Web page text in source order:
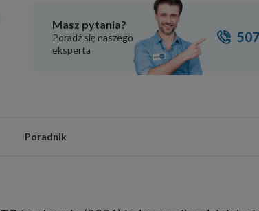
Masz pytania?
Poradź się naszego
eksperta
Poradnik